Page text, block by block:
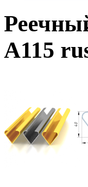
А115